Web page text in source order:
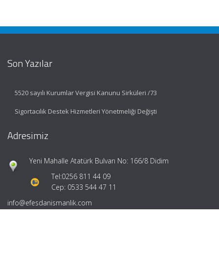
Son Yazılar
5520 sayılı Kurumlar Vergisi Kanunu Sirküleri /73
Sigortacılık Destek Hizmetleri Yönetmeliği Değişti
Adresimiz
Yeni Mahalle Atatürk Bulvarı No: 166/8 Didim
Tel:0256 811 44 09
Cep: 0533 544 47 11
info@efesdanismanlik.com